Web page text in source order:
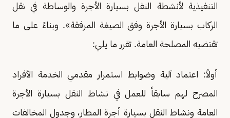
التنفيذية لأنشطة النقل بسيارة الأجرة والوساطة في نقل
الركاب بسيارة الأجرة وفق الصيغة المرفقة». وبناءً على ما
تقتضيه المصلحة العامة. تقرر ما يلي:
أولاً: اعتماد آلية وضوابط استمرار مقدمي الخدمة الأفراد
المصرح لهم سابقاً للعمل في نشاط النقل بسيارة الأجرة
العامة ونشاط النقل بسيارة أجرة المطار، وجدول المخالفات